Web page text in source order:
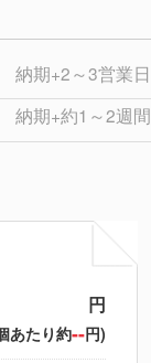
納期+2～3営業日
納期+約1～2週間
円
あたり約--円)